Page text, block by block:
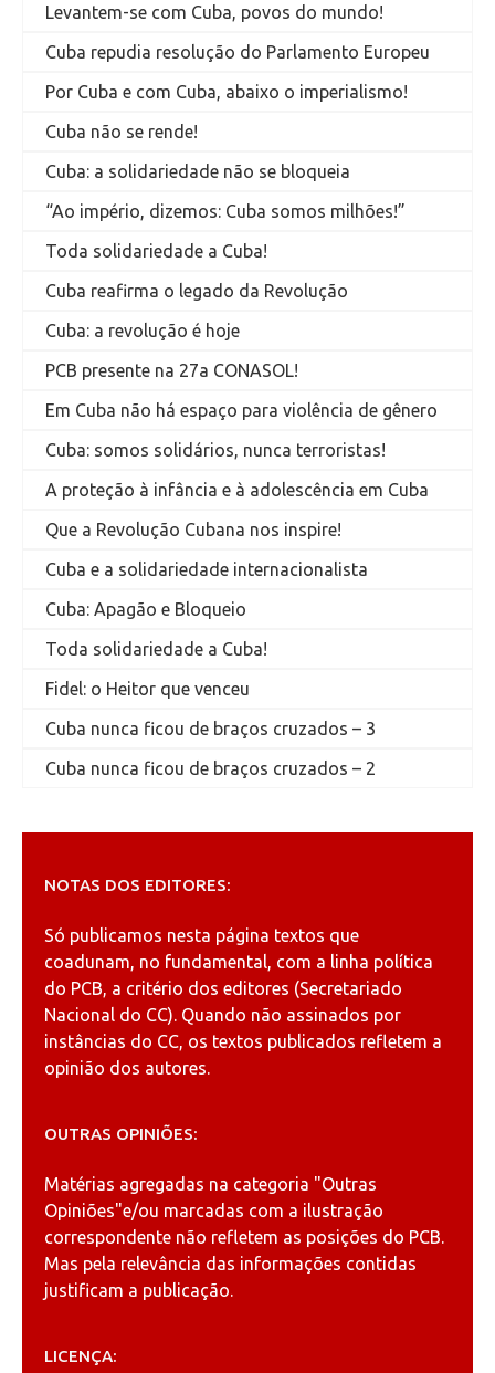
Levantem-se com Cuba, povos do mundo!
Cuba repudia resolução do Parlamento Europeu
Por Cuba e com Cuba, abaixo o imperialismo!
Cuba não se rende!
Cuba: a solidariedade não se bloqueia
“Ao império, dizemos: Cuba somos milhões!”
Toda solidariedade a Cuba!
Cuba reafirma o legado da Revolução
Cuba: a revolução é hoje
PCB presente na 27a CONASOL!
Em Cuba não há espaço para violência de gênero
Cuba: somos solidários, nunca terroristas!
A proteção à infância e à adolescência em Cuba
Que a Revolução Cubana nos inspire!
Cuba e a solidariedade internacionalista
Cuba: Apagão e Bloqueio
Toda solidariedade a Cuba!
Fidel: o Heitor que venceu
Cuba nunca ficou de braços cruzados – 3
Cuba nunca ficou de braços cruzados – 2
NOTAS DOS EDITORES:
Só publicamos nesta página textos que
coadunam, no fundamental, com a linha política
do PCB, a critério dos editores (Secretariado
Nacional do CC). Quando não assinados por
instâncias do CC, os textos publicados refletem a
opinião dos autores.
OUTRAS OPINIÕES:
Matérias agregadas na categoria "Outras
Opiniões"e/ou marcadas com a ilustração
correspondente não refletem as posições do PCB.
Mas pela relevância das informações contidas
justificam a publicação.
LICENÇA: